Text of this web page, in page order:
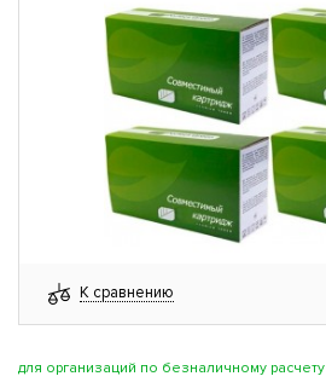
К сравнению
для организаций по безналичному расчету